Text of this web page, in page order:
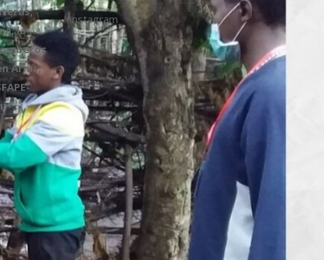
la
Arms,
instagram